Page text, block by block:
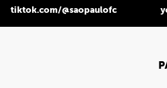
tiktok.com/@saopaulofc